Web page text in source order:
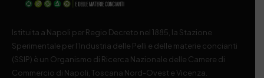
Istituita a Napoli per Regio Decreto nel 1885, la Stazione
Sperimentale per l’Industria delle Pelli e delle materie concianti
(SSIP) è un Organismo di Ricerca Nazionale delle Camere di
Commercio di Napoli, Toscana Nord-Ovest e Vicenza.